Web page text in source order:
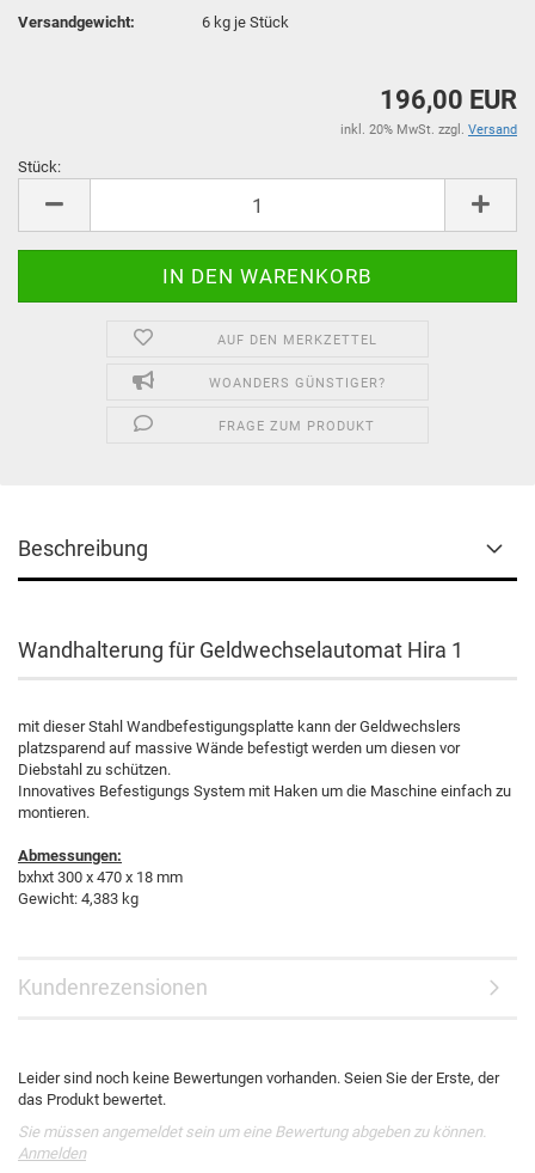
Versandgewicht:
6 kg je Stück
196,00 EUR
inkl. 20% MwSt. zzgl. Versand
Stück:
AUF DEN MERKZETTEL
WOANDERS GÜNSTIGER?
FRAGE ZUM PRODUKT
Beschreibung
Wandhalterung für Geldwechselautomat Hira 1
mit dieser Stahl Wandbefestigungsplatte kann der Geldwechslers
platzsparend auf massive Wände befestigt werden um diesen vor
Diebstahl zu schützen.
Innovatives Befestigungs System mit Haken um die Maschine einfach zu
montieren.
Abmessungen:
bxhxt 300 x 470 x 18 mm
Gewicht: 4,383 kg
Kundenrezensionen
Leider sind noch keine Bewertungen vorhanden. Seien Sie der Erste, der
das Produkt bewertet.
Sie müssen angemeldet sein um eine Bewertung abgeben zu können.
Anmelden